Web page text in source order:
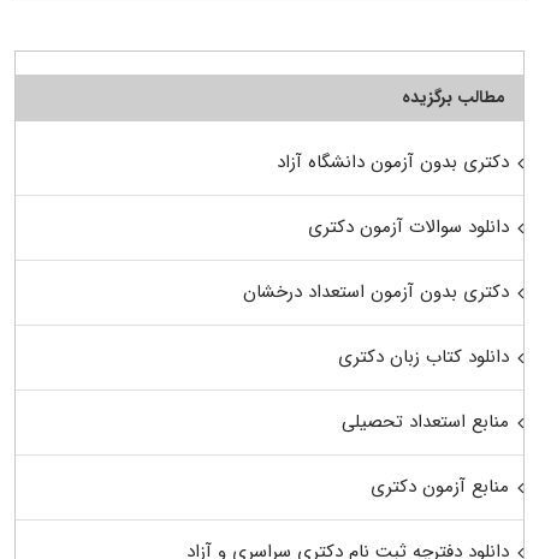
مطالب برگزیده
دکتری بدون آزمون دانشگاه آزاد
دانلود سوالات آزمون دکتری
دکتری بدون آزمون استعداد درخشان
دانلود کتاب زبان دکتری
منابع استعداد تحصیلی
منابع آزمون دکتری
دانلود دفترچه ثبت نام دکتری سراسری و آزاد